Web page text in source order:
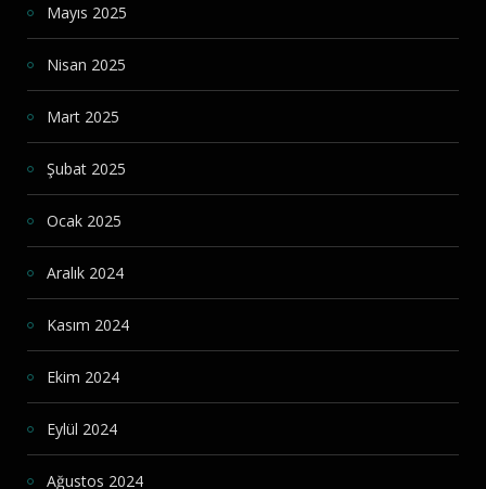
Mayıs 2025
Nisan 2025
Mart 2025
Şubat 2025
Ocak 2025
Aralık 2024
Kasım 2024
Ekim 2024
Eylül 2024
Ağustos 2024